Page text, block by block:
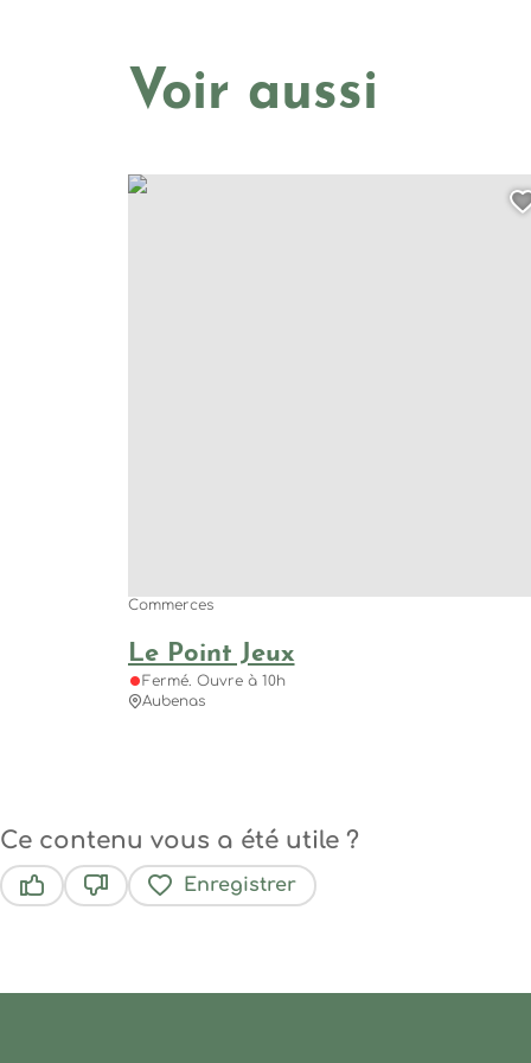
Voir aussi
Le Point Jeux
Commerces
Fermé. Ouvre à 10h
Aubenas
Le Point Jeux, © Xavier SPERTINI
Ce contenu vous a été utile ?
Enregistrer